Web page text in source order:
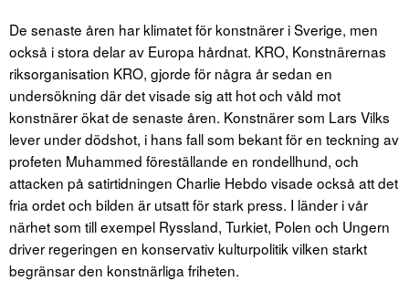
De senaste åren har klimatet för konstnärer i Sverige, men
också i stora delar av Europa hårdnat. KRO, Konstnärernas
riksorganisation KRO, gjorde för några år sedan en
undersökning där det visade sig att hot och våld mot
konstnärer ökat de senaste åren. Konstnärer som Lars Vilks
lever under dödshot, i hans fall som bekant för en teckning av
profeten Muhammed föreställande en rondellhund, och
attacken på satirtidningen Charlie Hebdo visade också att det
fria ordet och bilden är utsatt för stark press. I länder i vår
närhet som till exempel Ryssland, Turkiet, Polen och Ungern
driver regeringen en konservativ kulturpolitik vilken starkt
begränsar den konstnärliga friheten.